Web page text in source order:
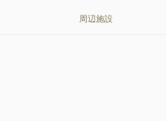
周辺施設